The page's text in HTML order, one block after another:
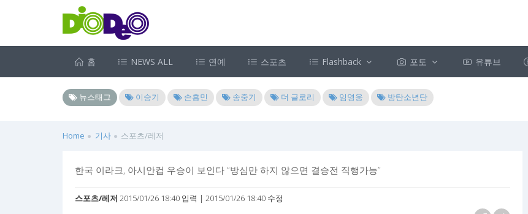
홈 NEWS ALL 연예 스포츠 Flashback 포토 유튜브
뉴스태그 이승기 손흥민 송중기 더 글로리 임영웅 방탄소년단
Home 기사 스포츠/레저
한국 이라크, 아시안컵 우승이 보인다 “방심만 하지 않으면 결승전 직행가능”
스포츠/레저 2015/01/26 18:40 입력 | 2015/01/26 18:40 수정